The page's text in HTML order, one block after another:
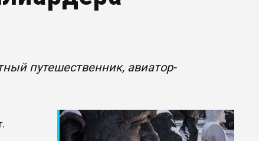
путешественник, авиатор-